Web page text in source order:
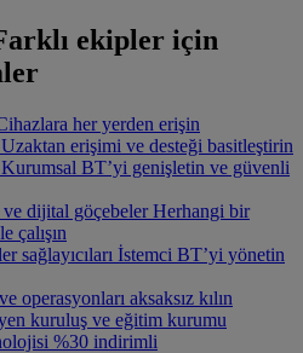
ekipler için
her yerden erişin
Uzaktan erişimi ve desteği basitleştirin
Kurumsal BT’yi genişletin ve güvenli
ve dijital göçebeler Herhangi bir
çalışın
sağlayıcıları İstemci BT’yi yönetin
operasyonları aksaksız kılın
kuruluş ve eğitim kurumu
%30 indirimli